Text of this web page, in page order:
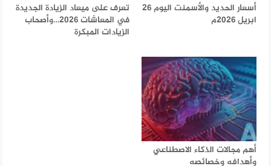
أسعار الحديد والأسمنت اليوم 26
ابريل 2026م
تعرف على ميعاد الزيادة الجديدة
في المعاشات 2026…وأصحاب
الزيادات المبكرة
أهم مجالات الذكاء الاصطناعي
وأهدافه وخصائصه